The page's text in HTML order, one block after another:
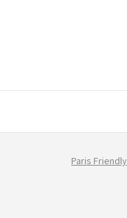
Paris Friendly